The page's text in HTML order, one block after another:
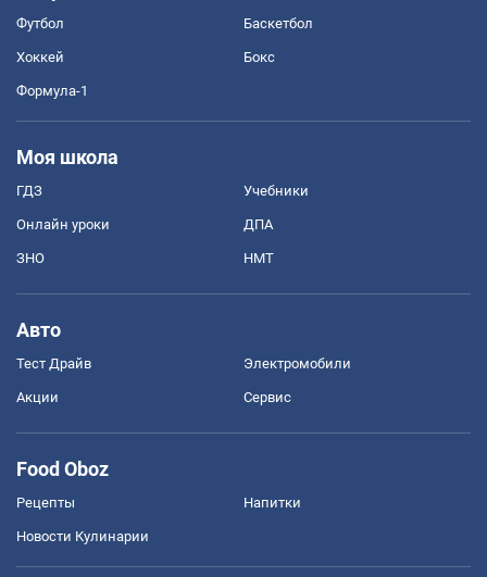
Футбол Баскетбол
Хоккей Бокс
Формула-1
Моя школа
ГДЗ Учебники
Онлайн уроки ДПА
ЗНО НМТ
Авто
Тест Драйв Электромобили
Акции Сервис
Food Oboz
Рецепты Напитки
Новости Кулинарии